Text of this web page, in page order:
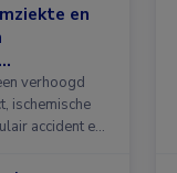
en
verhoogd
ischemische
accident en